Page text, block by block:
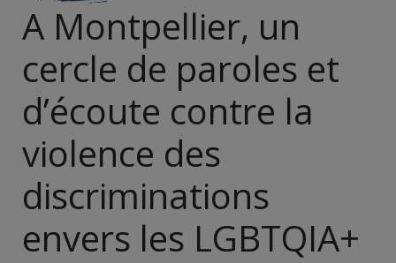
A Montpellier, un
cercle de paroles et
d’écoute contre la
violence des
discriminations
envers les LGBTQIA+